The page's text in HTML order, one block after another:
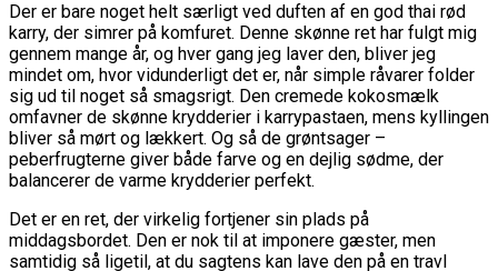
Der er bare noget helt særligt ved duften af en god thai rød
karry, der simrer på komfuret. Denne skønne ret har fulgt mig
gennem mange år, og hver gang jeg laver den, bliver jeg
mindet om, hvor vidunderligt det er, når simple råvarer folder
sig ud til noget så smagsrigt. Den cremede kokosmælk
omfavner de skønne krydderier i karrypastaen, mens kyllingen
bliver så mørt og lækkert. Og så de grøntsager –
peberfrugterne giver både farve og en dejlig sødme, der
balancerer de varme krydderier perfekt.
Det er en ret, der virkelig fortjener sin plads på
middagsbordet. Den er nok til at imponere gæster, men
samtidig så ligetil, at du sagtens kan lave den på en travl